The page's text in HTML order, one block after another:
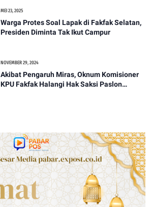
MEI 23, 2025
Warga Protes Soal Lapak di Fakfak Selatan,
Presiden Diminta Tak Ikut Campur
NOVEMBER 29, 2024
Akibat Pengaruh Miras, Oknum Komisioner
KPU Fakfak Halangi Hak Saksi Paslon